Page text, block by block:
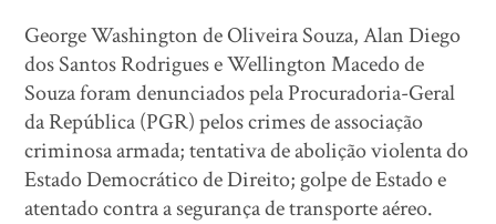
George Washington de Oliveira Souza, Alan Diego
dos Santos Rodrigues e Wellington Macedo de
Souza foram denunciados pela Procuradoria-Geral
da República (PGR) pelos crimes de associação
criminosa armada; tentativa de abolição violenta do
Estado Democrático de Direito; golpe de Estado e
atentado contra a segurança de transporte aéreo.